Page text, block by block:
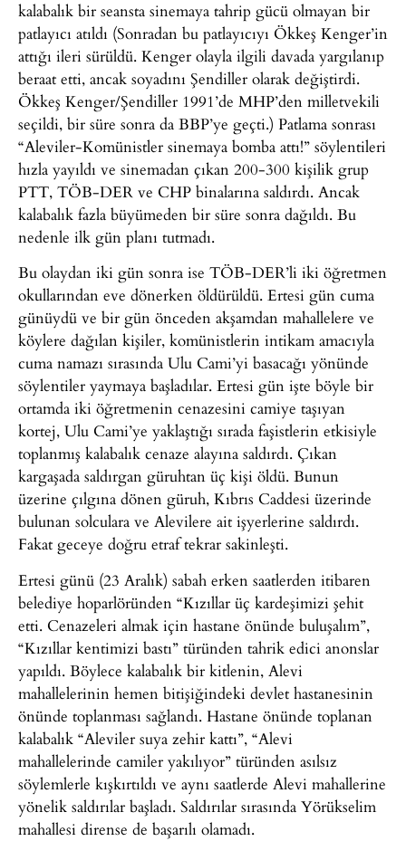
kalabalık bir seansta sinemaya tahrip gücü olmayan bir
patlayıcı atıldı (Sonradan bu patlayıcıyı Ökkeş Kenger’in
attığı ileri sürüldü. Kenger olayla ilgili davada yargılanıp
beraat etti, ancak soyadını Şendiller olarak değiştirdi.
Ökkeş Kenger/Şendiller 1991’de MHP’den milletvekili
seçildi, bir süre sonra da BBP’ye geçti.) Patlama sonrası
“Aleviler-Komünistler sinemaya bomba attı!” söylentileri
hızla yayıldı ve sinemadan çıkan 200-300 kişilik grup
PTT, TÖB-DER ve CHP binalarına saldırdı. Ancak
kalabalık fazla büyümeden bir süre sonra dağıldı. Bu
nedenle ilk gün planı tutmadı.
Bu olaydan iki gün sonra ise TÖB-DER’li iki öğretmen
okullarından eve dönerken öldürüldü. Ertesi gün cuma
günüydü ve bir gün önceden akşamdan mahallelere ve
köylere dağılan kişiler, komünistlerin intikam amacıyla
cuma namazı sırasında Ulu Cami’yi basacağı yönünde
söylentiler yaymaya başladılar. Ertesi gün işte böyle bir
ortamda iki öğretmenin cenazesini camiye taşıyan
kortej, Ulu Cami’ye yaklaştığı sırada faşistlerin etkisiyle
toplanmış kalabalık cenaze alayına saldırdı. Çıkan
kargaşada saldırgan güruhtan üç kişi öldü. Bunun
üzerine çılgına dönen güruh, Kıbrıs Caddesi üzerinde
bulunan solculara ve Alevilere ait işyerlerine saldırdı.
Fakat geceye doğru etraf tekrar sakinleşti.
Ertesi günü (23 Aralık) sabah erken saatlerden itibaren
belediye hoparlöründen “Kızıllar üç kardeşimizi şehit
etti. Cenazeleri almak için hastane önünde buluşalım”,
“Kızıllar kentimizi bastı” türünden tahrik edici anonslar
yapıldı. Böylece kalabalık bir kitlenin, Alevi
mahallelerinin hemen bitişiğindeki devlet hastanesinin
önünde toplanması sağlandı. Hastane önünde toplanan
kalabalık “Aleviler suya zehir kattı”, “Alevi
mahallelerinde camiler yakılıyor” türünden asılsız
söylemlerle kışkırtıldı ve aynı saatlerde Alevi mahallerine
yönelik saldırılar başladı. Saldırılar sırasında Yörükselim
mahallesi dirense de başarılı olamadı.